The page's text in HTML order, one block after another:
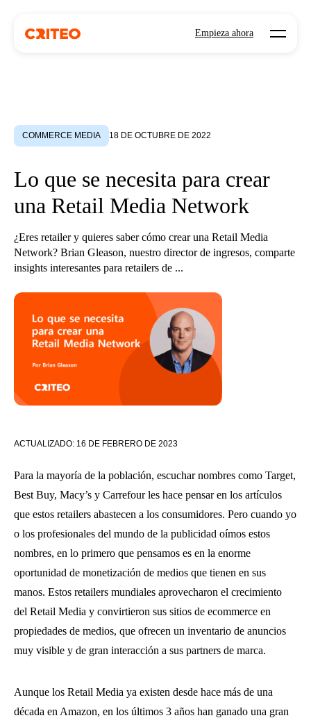
Empieza ahora Open
COMMERCE MEDIA 18 DE OCTUBRE DE 2022
Lo que se necesita para crear
una Retail Media Network
¿Eres retailer y quieres saber cómo crear una Retail Media
Network? Brian Gleason, nuestro director de ingresos, comparte
insights interesantes para retailers de ...
ACTUALIZADO: 16 DE FEBRERO DE 2023
Para la mayoría de la población, escuchar nombres como Target,
Best Buy, Macy’s y Carrefour les hace pensar en los artículos
que estos retailers abastecen a los consumidores. Pero cuando yo
o los profesionales del mundo de la publicidad oímos estos
nombres, en lo primero que pensamos es en la enorme
oportunidad de monetización de medios que tienen en sus
manos. Estos retailers mundiales aprovecharon el crecimiento
del Retail Media y convirtieron sus sitios de ecommerce en
propiedades de medios, que ofrecen un inventario de anuncios
muy visible y de gran interacción a sus partners de marca.
Aunque los Retail Media ya existen desde hace más de una
década en Amazon, en los últimos 3 años han ganado una gran